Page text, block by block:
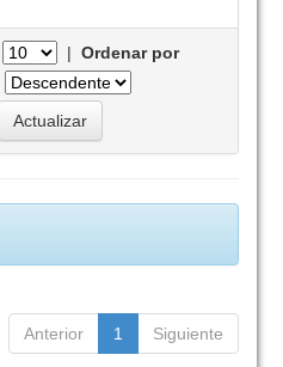
|Ordenar por
Anterior 1 Siguiente